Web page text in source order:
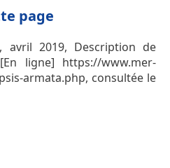
page
avril 2019, Description de
ligne] https://www.mer-
armata.php, consultée le